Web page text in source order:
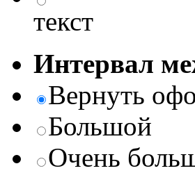
текст
Интервал
Вернуть
Большой
Очень